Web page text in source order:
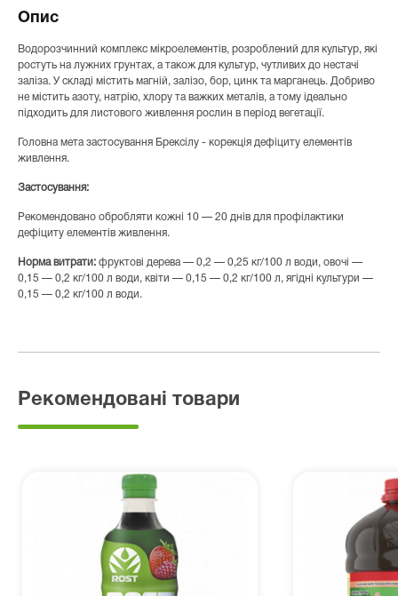
Опис
Водорозчинний комплекс мікроелементів, розроблений для культур, які
ростуть на лужних грунтах, а також для культур, чутливих до нестачі
заліза. У складі містить магній, залізо, бор, цинк та марганець. Добриво
не містить азоту, натрію, хлору та важких металів, а тому ідеально
підходить для листового живлення рослин в період вегетації.
Головна мета застосування Брексілу - корекція дефіциту елементів
живлення.
Застосування:
Рекомендовано обробляти кожні 10 — 20 днів для профілактики
дефіциту елементів живлення.
Норма витрати: фруктові дерева — 0,2 — 0,25 кг/100 л води, овочі —
0,15 — 0,2 кг/100 л води, квіти — 0,15 — 0,2 кг/100 л, ягідні культури —
0,15 — 0,2 кг/100 л води.
Рекомендовані товари